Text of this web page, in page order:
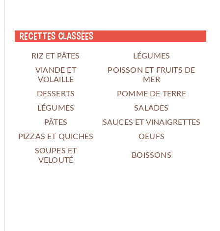
Recettes classées
RIZ ET PÂTES
LÉGUMES
VIANDE ET
VOLAILLE
POISSON ET FRUITS DE
MER
DESSERTS
POMME DE TERRE
LÉGUMES
SALADES
PÂTES
SAUCES ET VINAIGRETTES
PIZZAS ET QUICHES
OEUFS
SOUPES ET
VELOUTÉ
BOISSONS